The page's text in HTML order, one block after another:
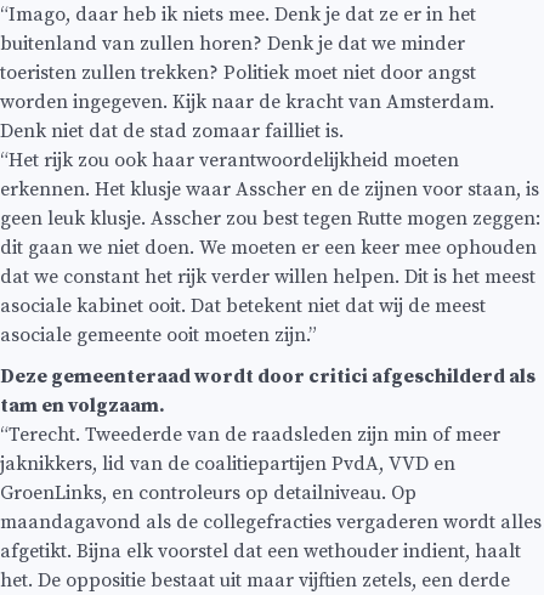
“Imago, daar heb ik niets mee. Denk je dat ze er in het
buitenland van zullen horen? Denk je dat we minder
toeristen zullen trekken? Politiek moet niet door angst
worden ingegeven. Kijk naar de kracht van Amsterdam.
Denk niet dat de stad zomaar failliet is.
“Het rijk zou ook haar verantwoordelijkheid moeten
erkennen. Het klusje waar Asscher en de zijnen voor staan, is
geen leuk klusje. Asscher zou best tegen Rutte mogen zeggen:
dit gaan we niet doen. We moeten er een keer mee ophouden
dat we constant het rijk verder willen helpen. Dit is het meest
asociale kabinet ooit. Dat betekent niet dat wij de meest
asociale gemeente ooit moeten zijn.”
Deze gemeenteraad wordt door critici afgeschilderd als
tam en volgzaam.
“Terecht. Tweederde van de raadsleden zijn min of meer
jaknikkers, lid van de coalitiepartijen PvdA, VVD en
GroenLinks, en controleurs op detailniveau. Op
maandagavond als de collegefracties vergaderen wordt alles
afgetikt. Bijna elk voorstel dat een wethouder indient, haalt
het. De oppositie bestaat uit maar vijftien zetels, een derde